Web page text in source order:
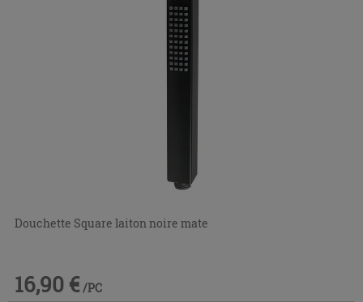
Douchette Square laiton noire mate
16,90 € /PC